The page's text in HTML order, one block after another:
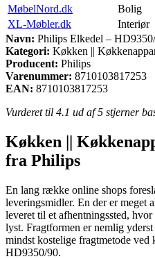
MøbelNord.dk
Bolig
XL-Møbler.dk
Interiør
Navn: Philips Elkedel –
Kategori: Køkken ||
Producent: Philips
Varenummer: 8710103817253
EAN: 8710103817253
Vurderet til 4.1 ud af 5 stjerner
Køkken ||
fra Philips
En lang række online shops
leveringsmidler. En der er meget
leveret til et afhentningssted,
lyst. Fragtformen er nemlig
mindst kostelige fragtmetode
HD9350/90.